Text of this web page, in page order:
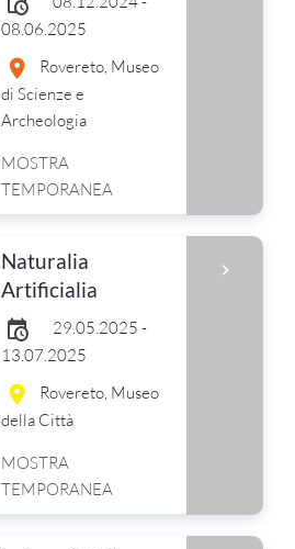
08.06.2025
Rovereto, Museo
di Scienze e
Archeologia
MOSTRA
TEMPORANEA
Naturalia
Artificialia
29.05.2025 -
13.07.2025
Rovereto, Museo
della Città
MOSTRA
TEMPORANEA